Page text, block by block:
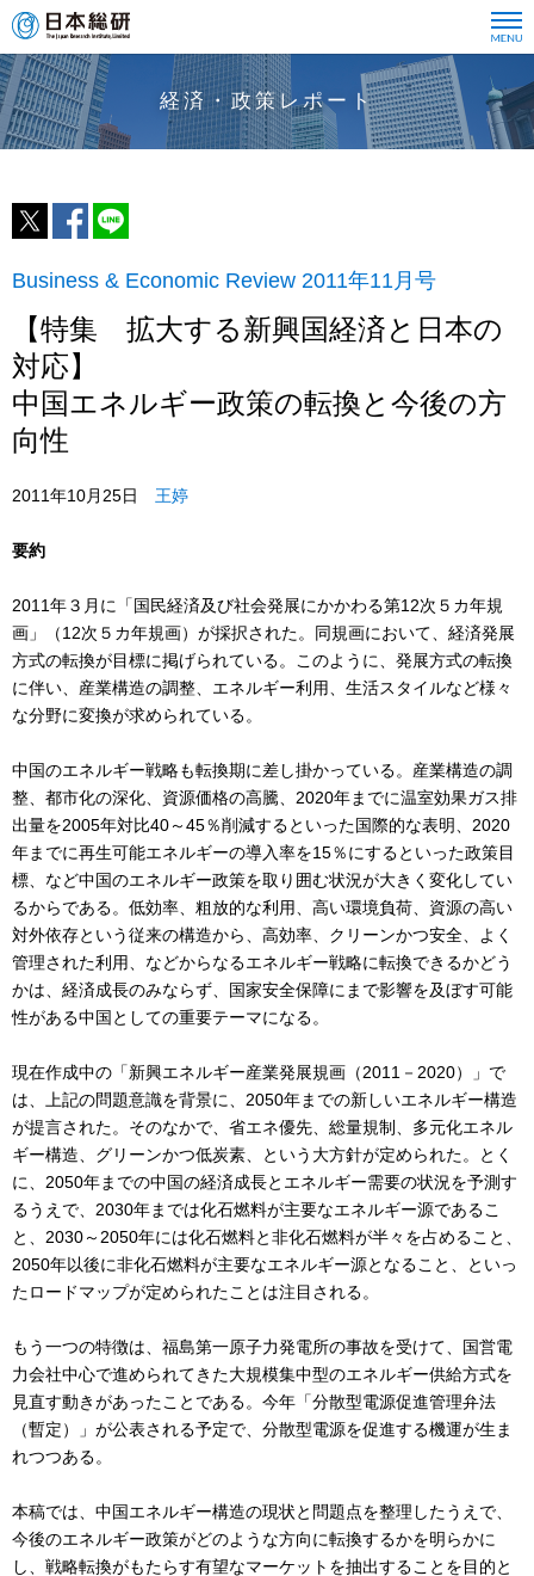
経済・政策レポート
Business & Economic Review 2011年11月号
【特集 拡大する新興国経済と日本の
対応】
中国エネルギー政策の転換と今後の方
向性
2011年10月25日 王婷
要約
2011年３月に「国民経済及び社会発展にかかわる第12次５カ年規
画」（12次５カ年規画）が採択された。同規画において、経済発展
方式の転換が目標に掲げられている。このように、発展方式の転換
に伴い、産業構造の調整、エネルギー利用、生活スタイルなど様々
な分野に変換が求められている。
中国のエネルギー戦略も転換期に差し掛かっている。産業構造の調
整、都市化の深化、資源価格の高騰、2020年までに温室効果ガス排
出量を2005年対比40～45％削減するといった国際的な表明、2020
年までに再生可能エネルギーの導入率を15％にするといった政策目
標、など中国のエネルギー政策を取り囲む状況が大きく変化してい
るからである。低効率、粗放的な利用、高い環境負荷、資源の高い
対外依存という従来の構造から、高効率、クリーンかつ安全、よく
管理された利用、などからなるエネルギー戦略に転換できるかどう
かは、経済成長のみならず、国家安全保障にまで影響を及ぼす可能
性がある中国としての重要テーマになる。
現在作成中の「新興エネルギー産業発展規画（2011－2020）」で
は、上記の問題意識を背景に、2050年までの新しいエネルギー構造
が提言された。そのなかで、省エネ優先、総量規制、多元化エネル
ギー構造、グリーンかつ低炭素、という大方針が定められた。とく
に、2050年までの中国の経済成長とエネルギー需要の状況を予測す
るうえで、2030年までは化石燃料が主要なエネルギー源であるこ
と、2030～2050年には化石燃料と非化石燃料が半々を占めること、
2050年以後に非化石燃料が主要なエネルギー源となること、といっ
たロードマップが定められたことは注目される。
もう一つの特徴は、福島第一原子力発電所の事故を受けて、国営電
力会社中心で進められてきた大規模集中型のエネルギー供給方式を
見直す動きがあったことである。今年「分散型電源促進管理弁法
（暫定）」が公表される予定で、分散型電源を促進する機運が生ま
れつつある。
本稿では、中国エネルギー構造の現状と問題点を整理したうえで、
今後のエネルギー政策がどのような方向に転換するかを明らかに
し、戦略転換がもたらす有望なマーケットを抽出することを目的と